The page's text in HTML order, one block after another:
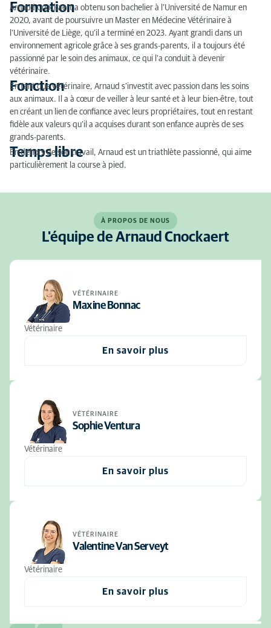
Formation
Arnaud Cnockaert a obtenu son bachelier à l’Université de Namur en
2020, avant de poursuivre un Master en Médecine Vétérinaire à
l’Université de Liège, qu’il a terminé en 2023. Ayant grandi dans un
environnement agricole grâce à ses grands-parents, il a toujours été
passionné par le soin des animaux, ce qui l’a conduit à devenir
vétérinaire.
Fonction
En tant que vétérinaire, Arnaud s’investit avec passion dans les soins
aux animaux. Il a à cœur de veiller à leur santé et à leur bien-être, tout
en créant un lien de confiance avec leurs propriétaires, tout en restant
fidèle aux valeurs qu’il a acquises durant son enfance auprès de ses
grands-parents.
Temps libre
En dehors de son travail, Arnaud est un triathlète passionné, qui aime
particulièrement la course à pied.
À PROPOS DE NOUS
L'équipe de Arnaud Cnockaert
VÉTÉRINAIRE
Maxine Bonnac
Vétérinaire
En savoir plus
VÉTÉRINAIRE
Sophie Ventura
Vétérinaire
En savoir plus
VÉTÉRINAIRE
Valentine Van Serveyt
Vétérinaire
En savoir plus